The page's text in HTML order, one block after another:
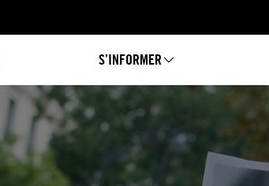
S’INFORMER